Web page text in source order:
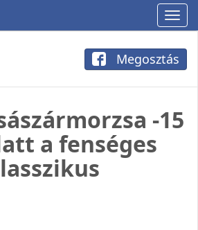
Megosztás
-15
a fenséges